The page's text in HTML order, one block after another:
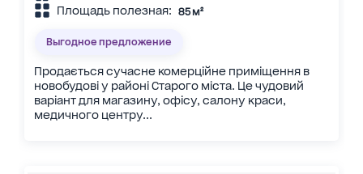
Площадь полезная: 85 м²
Выгодное предложение
Продається сучасне комерційне приміщення в
новобудові у районі Старого міста. Це чудовий
варіант для магазину, офісу, салону краси,
медичного центру...